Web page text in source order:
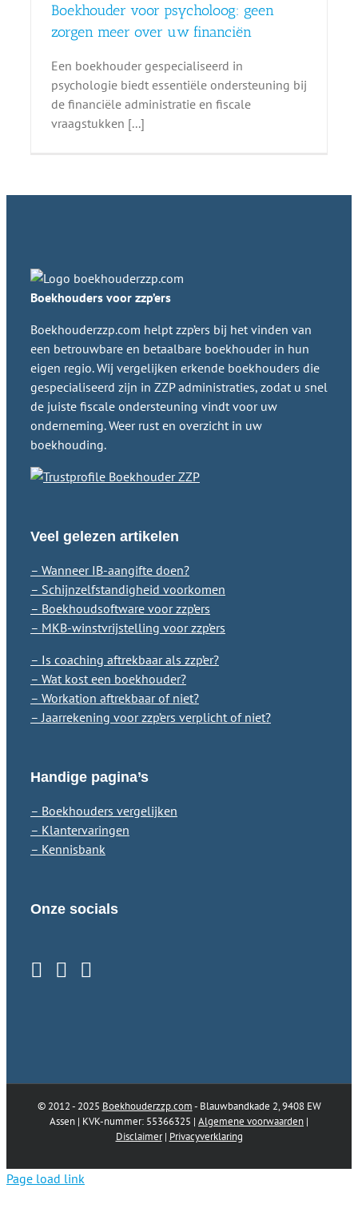
Boekhouder voor psycholoog: geen
zorgen meer over uw financiën
Een boekhouder gespecialiseerd in
psychologie biedt essentiële ondersteuning bij
de financiële administratie en fiscale
vraagstukken [...]
Boekhouders voor zzp’ers
Boekhouderzzp.com helpt zzp’ers bij het vinden van
een betrouwbare en betaalbare boekhouder in hun
eigen regio. Wij vergelijken erkende boekhouders die
gespecialiseerd zijn in ZZP administraties, zodat u snel
de juiste fiscale ondersteuning vindt voor uw
onderneming. Weer rust en overzicht in uw
boekhouding.
Veel gelezen artikelen
– Wanneer IB-aangifte doen?
– Schijnzelfstandigheid voorkomen
– Boekhoudsoftware voor zzp’ers
– MKB-winstvrijstelling voor zzp’ers
– Is coaching aftrekbaar als zzp’er?
– Wat kost een boekhouder?
– Workation aftrekbaar of niet?
– Jaarrekening voor zzp’ers verplicht of niet?
Handige pagina’s
– Boekhouders vergelijken
– Klantervaringen
– Kennisbank
Onze socials
© 2012 - 2025 Boekhouderzzp.com- Blauwbandkade 2, 9408 EW
Assen | KVK-nummer: 55366325 | Algemene voorwaarden |
Disclaimer| Privacyverklaring
Page load link